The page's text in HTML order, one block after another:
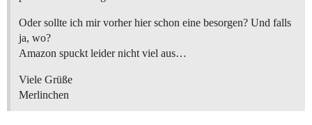
Oder sollte ich mir vorher hier schon eine besorgen? Und falls
ja, wo?
Amazon spuckt leider nicht viel aus…
Viele Grüße
Merlinchen